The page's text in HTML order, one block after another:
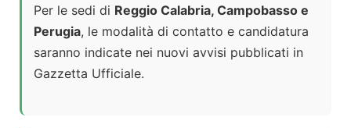
Per le sedi di Reggio Calabria, Campobasso e
Perugia, le modalità di contatto e candidatura
saranno indicate nei nuovi avvisi pubblicati in
Gazzetta Ufficiale.